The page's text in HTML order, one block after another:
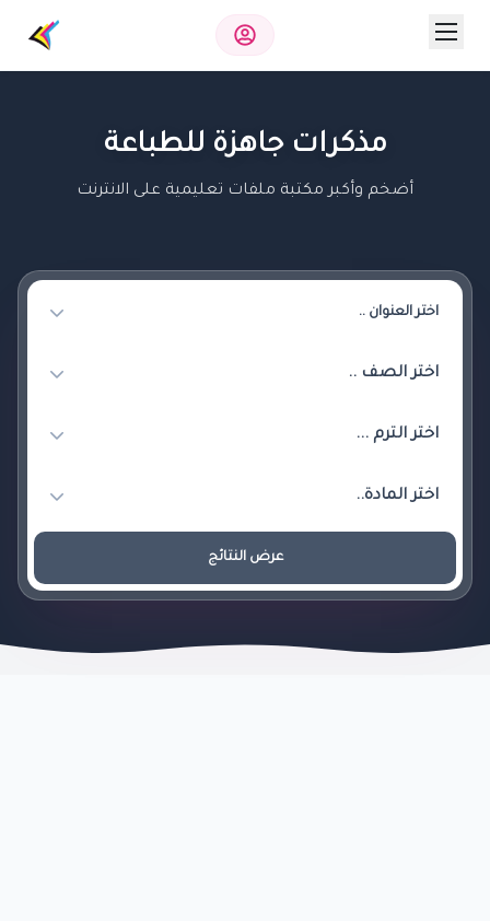
مذكرات جاهزة للطباعة
أضخم وأكبر مكتبة ملفات تعليمية على الانترنت
عرض النتائج